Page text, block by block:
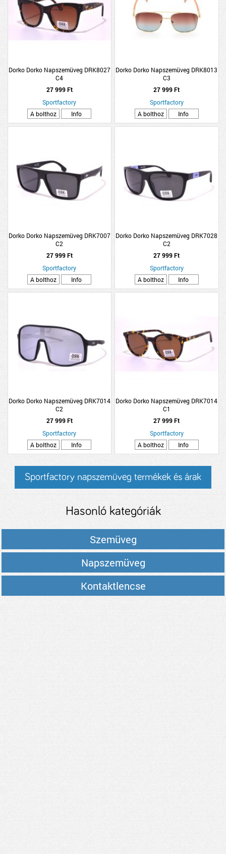
Dorko Dorko Napszemüveg DRK8027
C4
27 999 Ft
Sportfactory
A bolthoz
Info
Dorko Dorko Napszemüveg DRK8013
C3
27 999 Ft
Sportfactory
A bolthoz
Info
Dorko Dorko Napszemüveg DRK7007
C2
27 999 Ft
Sportfactory
A bolthoz
Info
Dorko Dorko Napszemüveg DRK7028
C2
27 999 Ft
Sportfactory
A bolthoz
Info
Dorko Dorko Napszemüveg DRK7014
C2
27 999 Ft
Sportfactory
A bolthoz
Info
Dorko Dorko Napszemüveg DRK7014
C1
27 999 Ft
Sportfactory
A bolthoz
Info
Sportfactory napszemüveg termékek és árak
Hasonló kategóriák
Szemüveg
Napszemüveg
Kontaktlencse